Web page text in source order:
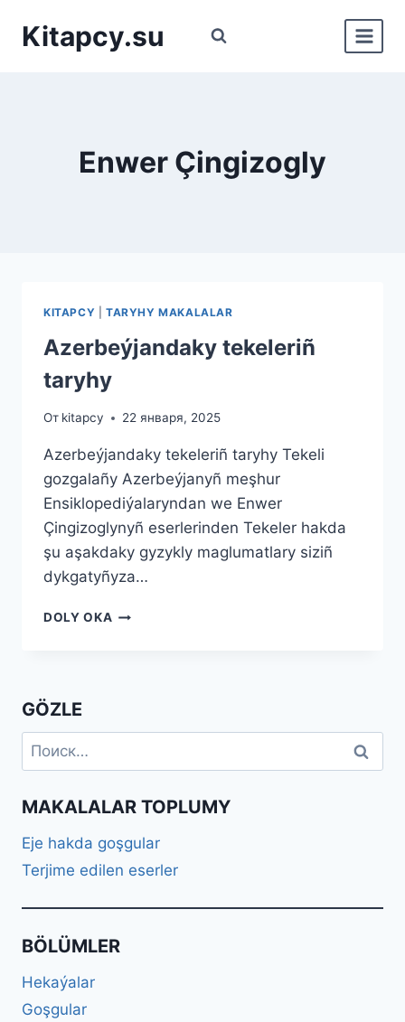
Kitapcy.su
Enwer Çingizogly
KITAPCY TARYHY MAKALALAR
Azerbeýjandaky tekeleriñ
taryhy
От kitapcy 22 января, 2025
Azerbeýjandaky tekeleriñ taryhy Tekeli
gozgalañy Azerbeýjanyñ meşhur
Ensiklopediýalaryndan we Enwer
Çingizoglynyñ eserlerinden Tekeler hakda
şu aşakdaky gyzykly maglumatlary siziñ
dykgatyñyza…
DOLY OKA AZERBEÝJANDAKY
GÖZLE
Найти:
MAKALALAR TOPLUMY
Eje hakda goşgular
Terjime edilen eserler
BÖLÜMLER
Hekaýalar
Goşgular